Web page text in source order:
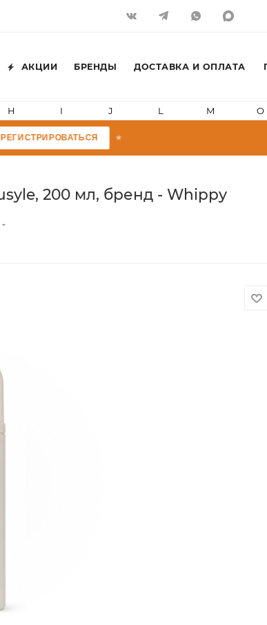
АКЦИИ БРЕНДЫ ДОСТАВКА И ОПЛАТА
H I J L M O
200 мл, бренд - Whippy